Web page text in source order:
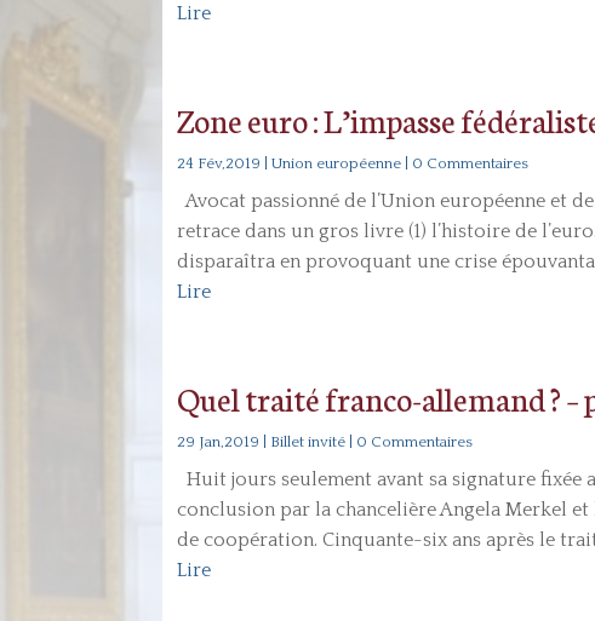
Lire
Zone euro : L’impasse
24 Fév,2019 |Union européenne | 0 Commentaires
Avocat passionné de l’Union européenne et
retrace dans un gros livre (1) l’histoire de
disparaîtra en provoquant une crise
Lire
Quel traité franco-allemand ? –
29 Jan,2019 Billet invité | 0 Commentaires
Huit jours seulement avant sa signature fixée
conclusion par la chancelière Angela Merkel
de coopération. Cinquante-six ans après le
Lire